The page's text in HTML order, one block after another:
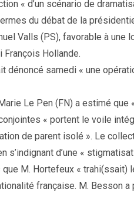
« d’un scénario de
du débat de la
Valls (PS), favorable à une
François Hollande.
dénoncé samedi « une
Le Pen (FN) a estimé que
« portent le voile
de parent isolé ». Le
d’une «
M. Hortefeux « trahi(ssait)
française. M. Besson